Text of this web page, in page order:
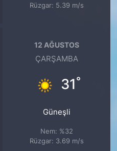
Rüzgar: 5.39 m/s
12 AĞUSTOS
ÇARŞAMBA
31°
Güneşli
Nem: %32
Rüzgar: 3.69 m/s